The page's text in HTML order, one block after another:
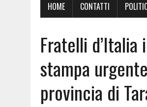
HOME CONTATTI
Fratelli
stampa
provincia di